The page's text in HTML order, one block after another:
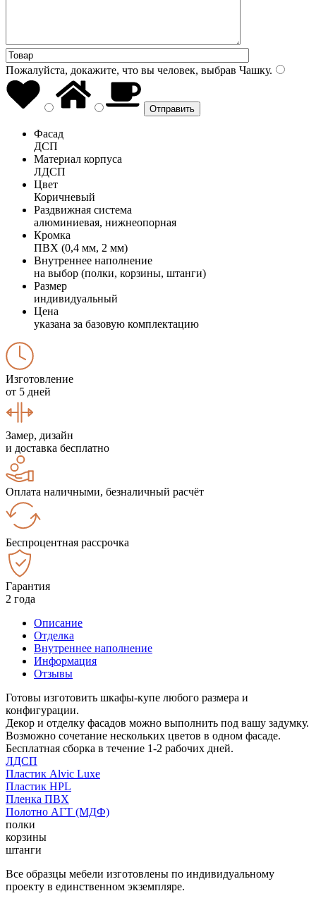
Пожалуйста, докажите, что вы человек, выбрав Чашку.
Фасад
ДСП
Материал корпуса
ЛДСП
Цвет
Коричневый
Раздвижная система
алюминиевая, нижнеопорная
Кромка
ПВХ (0,4 мм, 2 мм)
Внутреннее наполнение
на выбор (полки, корзины, штанги)
Размер
индивидуальный
Цена
указана за базовую комплектацию
Изготовление
от 5 дней
Замер, дизайн
и доставка бесплатно
Оплата наличными, безналичный расчёт
Беспроцентная рассрочка
Гарантия
2 года
Описание
Отделка
Внутреннее наполнение
Информация
Отзывы
Готовы изготовить шкафы-купе любого размера и
конфигурации.
Декор и отделку фасадов можно выполнить под вашу задумку.
Возможно сочетание нескольких цветов в одном фасаде.
Бесплатная сборка в течение 1-2 рабочих дней.
ЛДСП
Пластик Alvic Luxe
Пластик HPL
Пленка ПВХ
Полотно АГТ (МДФ)
полки
корзины
штанги
Все образцы мебели изготовлены по индивидуальному
проекту в единственном экземпляре.